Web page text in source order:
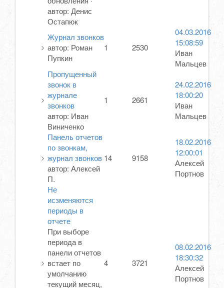
автор: Денис
Остапюк
Журнал звонков
автор: Роман
Пупкин
1 2530
04.03.2016
15:08:59
Иван
Мальцев
Пропущенный
звонок в
журнале
звонков
автор: Иван
Виниченко
1 2661
24.02.2016
18:00:20
Иван
Мальцев
Панель отчетов
по звонкам,
журнал звонков
автор: Алексей
П.
14 9158
18.02.2016
12:00:01
Алексей
Портнов
Не
исзменяются
периоды в
отчете
При выборе
периода в
панели отчетов
встает по
умолчанию
текущий месяц,
4 3721
08.02.2016
18:30:32
Алексей
Портнов